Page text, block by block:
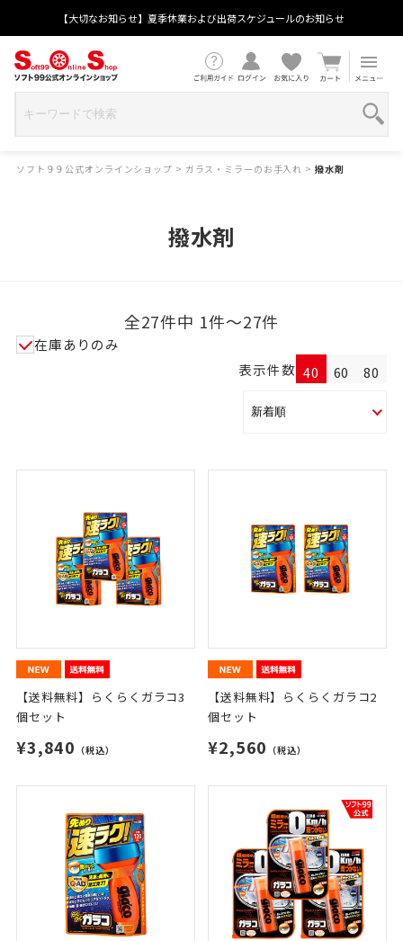
【大切なお知らせ】夏季休業および出荷スケジュールのお知らせ
ソフト９９公式オンラインショップ > ガラス・ミラーのお手入れ > 撥水剤
撥水剤
全27件中 1件～27件
在庫ありのみ
表示件数 40 60 80
【送料無料】らくらくガラコ3
個セット
¥3,840 （税込）
【送料無料】らくらくガラコ2
個セット
¥2,560 （税込）